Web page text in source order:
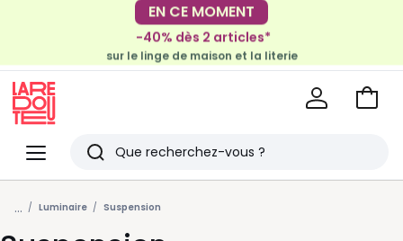
EN CE MOMENT
-30€ tous les 100€*
-40% dès 2 articles*
sur le linge de maison et la literie
Menu
Redoute
Rechercher
Derniers
articles
Voir
... Luminaire Suspension